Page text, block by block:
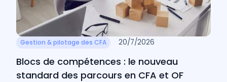
Gestion & pilotage des CFA 20/7/2026
Blocs de compétences : le nouveau
standard des parcours en CFA et OF